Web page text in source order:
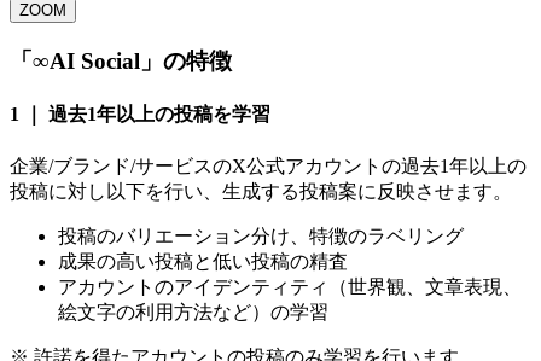
ZOOM
「∞AI Social」の特徴
1 ｜ 過去1年以上の投稿を学習
企業/ブランド/サービスのX公式アカウントの過去1年以上の
投稿に対し以下を行い、生成する投稿案に反映させます。
投稿のバリエーション分け、特徴のラベリング
成果の高い投稿と低い投稿の精査
アカウントのアイデンティティ（世界観、文章表現、
絵文字の利用方法など）の学習
※ 許諾を得たアカウントの投稿のみ学習を行います。